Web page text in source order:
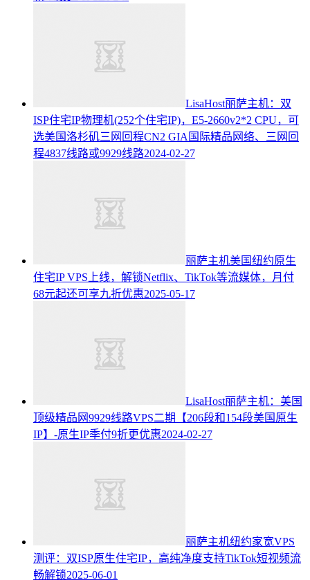
LisaHost丽萨主机：双
ISP住宅IP物理机(252个住宅IP)，E5-2660v2*2 CPU，可
选美国洛杉矶三网回程CN2 GIA国际精品网络、三网回
程4837线路或9929线路2024-02-27
丽萨主机美国纽约原生
住宅IP VPS上线，解锁Netflix、TikTok等流媒体，月付
68元起还可享九折优惠2025-05-17
LisaHost丽萨主机：美国
顶级精品网9929线路VPS二期【206段和154段美国原生
IP】-原生IP季付9折更优惠2024-02-27
丽萨主机纽约家宽VPS
测评：双ISP原生住宅IP，高纯净度支持TikTok短视频流
畅解锁2025-06-01